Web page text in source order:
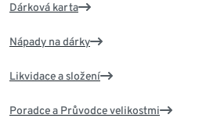
Dárková karta
Nápady na dárky
Likvidace a složení
Poradce a Průvodce velikostmi